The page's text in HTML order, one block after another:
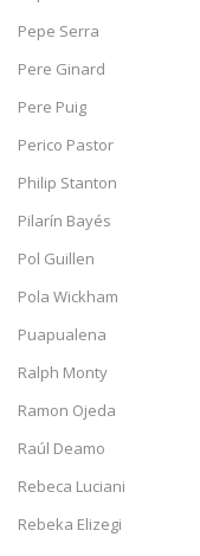
Pepe Serra
Pere Ginard
Pere Puig
Perico Pastor
Philip Stanton
Pilarín Bayés
Pol Guillen
Pola Wickham
Puapualena
Ralph Monty
Ramon Ojeda
Raúl Deamo
Rebeca Luciani
Rebeka Elizegi